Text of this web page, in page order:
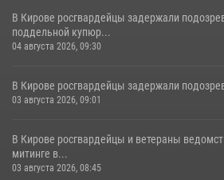
В Кирове росгвардейцы задержали
поддельной купюр...
04 августа 2026, 09:30
В Кирове росгвардейцы задержали
03 августа 2026, 09:01
В Кирове росгвардейцы и ветераны
митинге в...
03 августа 2026, 08:45